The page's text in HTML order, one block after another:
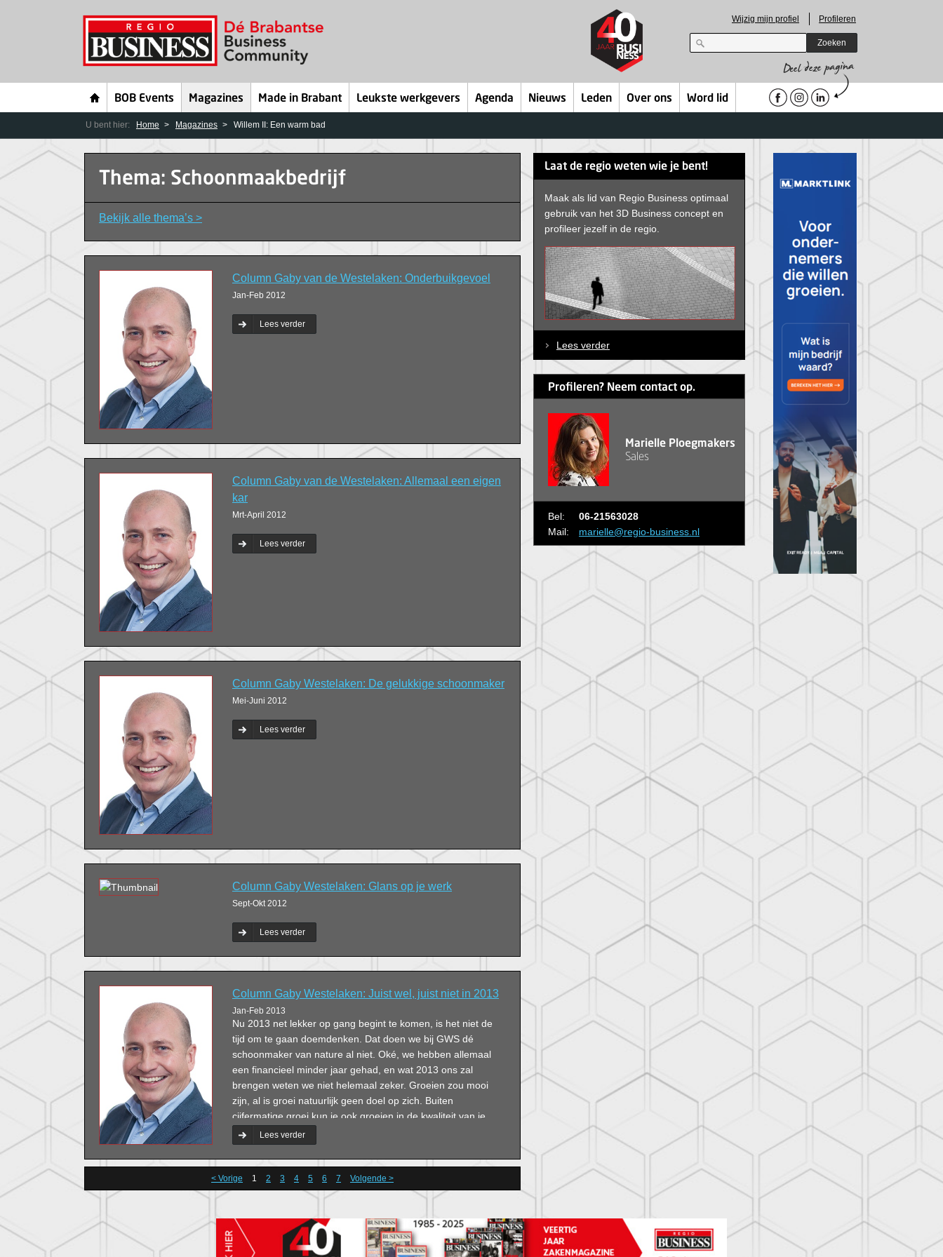
Wijzig mijn profiel Profileren
Zoeken
BOB Events Magazines Made in Brabant Leukste werkgevers Agenda Nieuws Leden Over ons Word lid
U bent hier: Home Magazines Willem II: Een warm bad
Thema: Schoonmaakbedrijf
Bekijk alle thema’s >
Column Gaby van de Westelaken: Onderbuikgevoel
Jan-Feb 2012
Lees verder
Column Gaby van de Westelaken: Allemaal een eigen
kar
Mrt-April 2012
Lees verder
Column Gaby Westelaken: De gelukkige schoonmaker
Mei-Juni 2012
Lees verder
Column Gaby Westelaken: Glans op je werk
Sept-Okt 2012
Lees verder
Column Gaby Westelaken: Juist wel, juist niet in 2013
Jan-Feb 2013
Nu 2013 net lekker op gang begint te komen, is het niet de
tijd om te gaan doemdenken. Dat doen we bij GWS dé
schoonmaker van nature al niet. Oké, we hebben allemaal
een financieel minder jaar gehad, en wat 2013 ons zal
brengen weten we niet helemaal zeker. Groeien zou mooi
zijn, al is groei natuurlijk geen doel op zich. Buiten
cijfermatige groei kun je ook groeien in de kwaliteit van je
prestaties. Dat kan, ook in economisch mindere tijden.
Lees verder
< Vorige 1 2 3 4 5 6 7 Volgende >
Laat de regio weten wie je bent!
Maak als lid van Regio Business optimaal
gebruik van het 3D Business concept en
profileer jezelf in de regio.
Lees verder
Profileren? Neem contact op.
Marielle Ploegmakers
Sales
Bel:
06-21563028
Mail:
marielle@regio-business.nl